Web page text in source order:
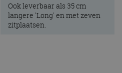
Ook leverbaar als 35 cm
langere 'Long' en met zeven
zitplaatsen.